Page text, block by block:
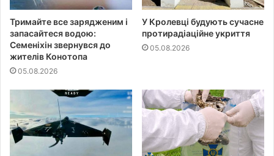
Тримайте все зарядженим і
запасайтеся водою:
Семеніхін звернувся до
жителів Конотопа
05.08.2026
У Кролевці будують сучасне
протирадіаційне укриття
05.08.2026